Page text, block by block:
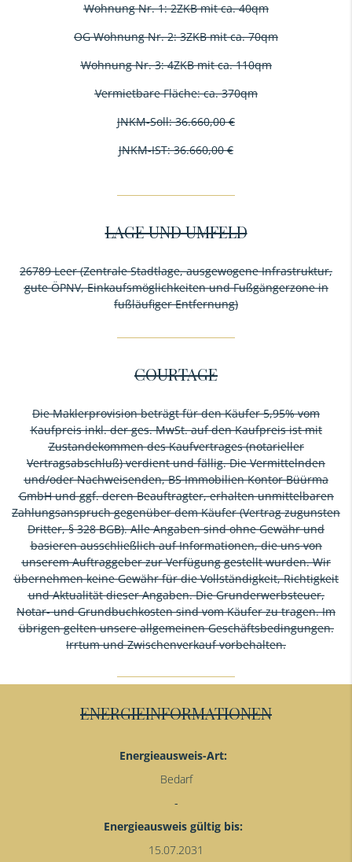
Wohnung Nr. 1: 2ZKB mit ca. 40qm
OG Wohnung Nr. 2: 3ZKB mit ca. 70qm
Wohnung Nr. 3: 4ZKB mit ca. 110qm
Vermietbare Fläche: ca. 370qm
JNKM-Soll: 36.660,00 €
JNKM-IST: 36.660,00 €
LAGE UND UMFELD
26789 Leer (Zentrale Stadtlage, ausgewogene Infrastruktur,
gute ÖPNV, Einkaufsmöglichkeiten und Fußgängerzone in
fußläufiger Entfernung)
COURTAGE
Die Maklerprovision beträgt für den Käufer 5,95% vom
Kaufpreis inkl. der ges. MwSt. auf den Kaufpreis ist mit
Zustandekommen des Kaufvertrages (notarieller
Vertragsabschluß) verdient und fällig. Die Vermittelnden
und/oder Nachweisenden, BS Immobilien Kontor Büürma
GmbH und ggf. deren Beauftragter, erhalten unmittelbaren
Zahlungsanspruch gegenüber dem Käufer (Vertrag zugunsten
Dritter, § 328 BGB). Alle Angaben sind ohne Gewähr und
basieren ausschließlich auf Informationen, die uns von
unserem Auftraggeber zur Verfügung gestellt wurden. Wir
übernehmen keine Gewähr für die Vollständigkeit, Richtigkeit
und Aktualität dieser Angaben. Die Grunderwerbsteuer,
Notar- und Grundbuchkosten sind vom Käufer zu tragen. Im
übrigen gelten unsere allgemeinen Geschäftsbedingungen.
Irrtum und Zwischenverkauf vorbehalten.
ENERGIEINFORMATIONEN
Energieausweis-Art:
Bedarf
Energieausweis gültig bis:
15.07.2031